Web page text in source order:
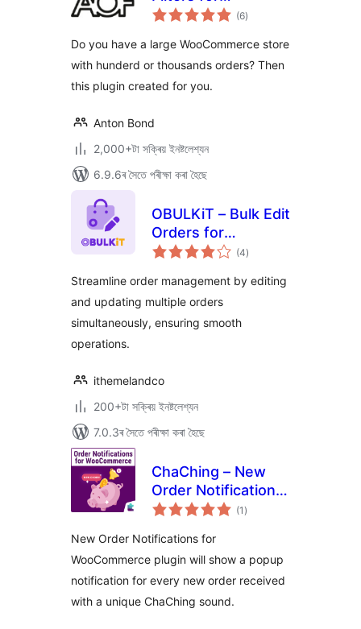
WooCommerce
(6টা
মুঠ)
Do you have a large WooCommerce store
with hunderd or thousands orders? Then
this plugin created for you.
Anton Bond
2,000+টা সক্ৰিয় ইনষ্টলেশ্যন
6.9.6ৰ সৈতে পৰীক্ষা কৰা হৈছে
OBULKiT – Bulk Edit
Orders for
WooCommerce
(4টা
মুঠ)
Streamline order management by editing
and updating multiple orders
simultaneously, ensuring smooth
operations.
ithemelandco
200+টা সক্ৰিয় ইনষ্টলেশ্যন
7.0.3ৰ সৈতে পৰীক্ষা কৰা হৈছে
ChaChing – New
Order Notifications
for WooCommerce
(1 টা
মুঠ)
New Order Notifications for
WooCommerce plugin will show a popup
notification for every new order received
with a unique ChaChing sound.